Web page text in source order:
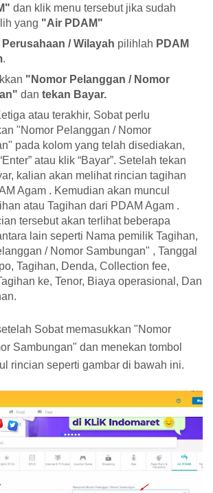
dan klik menu tersebut jika sudah
yang "Air PDAM"
Perusahaan / Wilayah pilihlah PDAM
.
"Nomor Pelanggan / Nomor
dan tekan Bayar.
atau terakhir, Sobat perlu
"Nomor Pelanggan / Nomor
pada kolom yang telah disediakan,
atau klik “Bayar”. Setelah tekan
kalian akan melihat rincian tagihan
Agam . Kemudian akan muncul
atau Tagihan dari PDAM Agam .
tersebut akan terlihat beberapa
lain seperti Nama pemilik Tagihan,
/ Nomor Sambungan" , Tanggal
Tagihan, Denda, Collection fee,
ke, Tenor, Biaya operasional, Dan
Sobat memasukkan "Nomor
Sambungan" dan menekan tombol
rincian seperti gambar di bawah ini.